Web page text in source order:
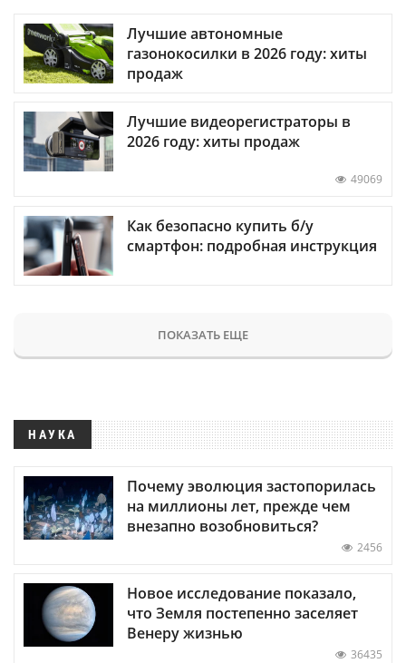
Лучшие автономные
газонокосилки в 2026 году: хиты
продаж
Лучшие видеорегистраторы в
2026 году: хиты продаж
49069
Как безопасно купить б/у
смартфон: подробная инструкция
ПОКАЗАТЬ ЕЩЕ
НАУКА
Почему эволюция застопорилась
на миллионы лет, прежде чем
внезапно возобновиться?
2456
Новое исследование показало,
что Земля постепенно заселяет
Венеру жизнью
36435